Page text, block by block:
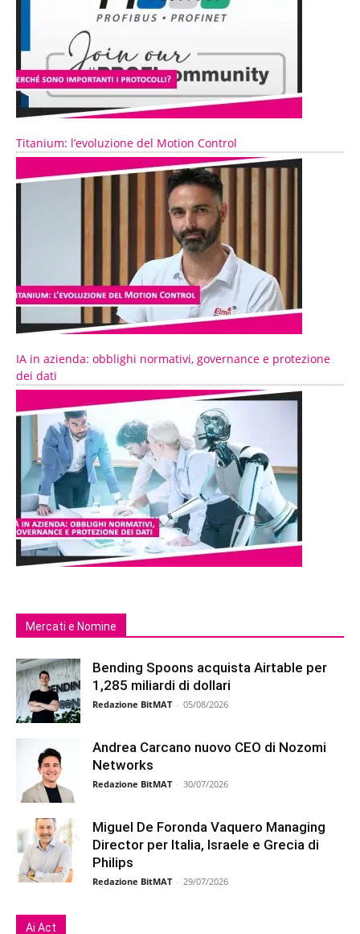
Titanium: l’evoluzione del Motion Control
IA in azienda: obblighi normativi, governance e protezione
dei dati
Mercati e Nomine
Bending Spoons acquista Airtable per
1,285 miliardi di dollari
Redazione BitMAT - 05/08/2026
Andrea Carcano nuovo CEO di Nozomi
Networks
Redazione BitMAT - 30/07/2026
Miguel De Foronda Vaquero Managing
Director per Italia, Israele e Grecia di
Philips
Redazione BitMAT - 29/07/2026
Ai Act